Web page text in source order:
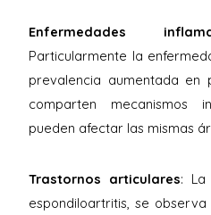
Enfermedades
Particularmente la
prevalencia aumentada en
comparten mecanismos
pueden afectar las mismas
Trastornos articulares: La
espondiloartritis, se